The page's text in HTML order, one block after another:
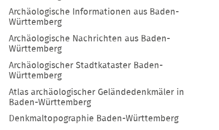
Archäologische Informationen aus Baden-
Württemberg
Archäologische Nachrichten aus Baden-
Württemberg
Archäologischer Stadtkataster Baden-
Württemberg
Atlas archäologischer Geländedenkmäler in
Baden-Württemberg
Denkmaltopographie Baden-Württemberg